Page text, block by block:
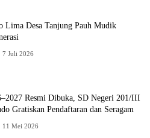
Lima Desa Tanjung Pauh Mudik
7 Juli 2026
Resmi Dibuka, SD Negeri 201/III
Gratiskan Pendaftaran dan Seragam
11 Mei 2026